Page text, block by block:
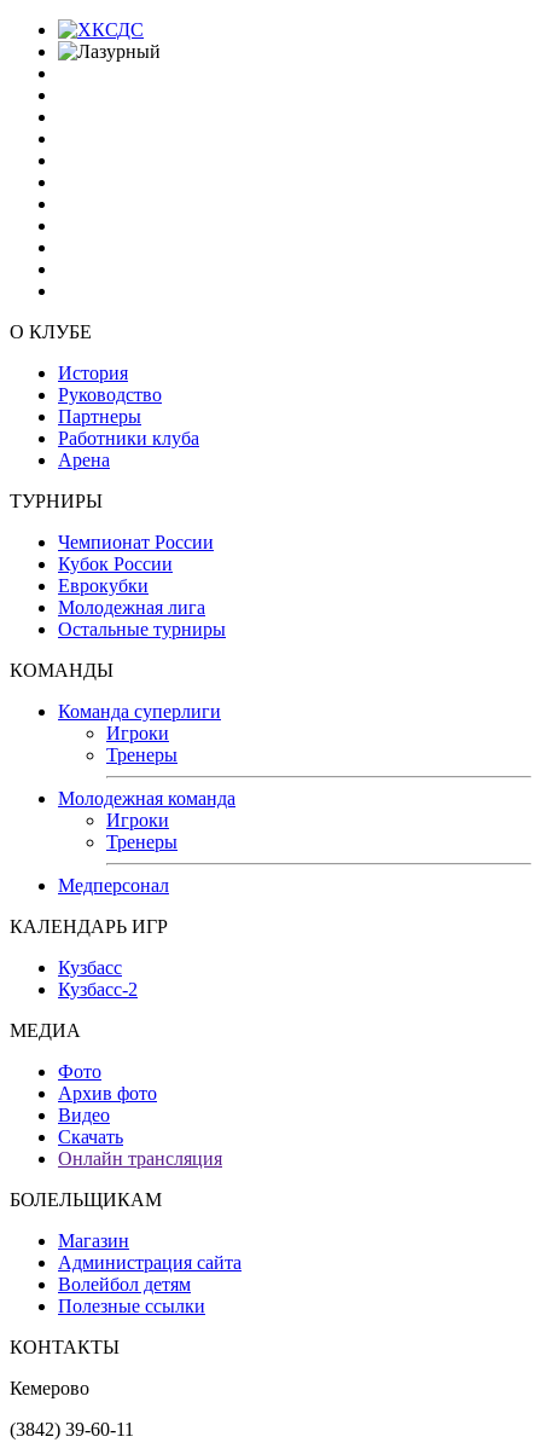
О КЛУБЕ
История
Руководство
Партнеры
Работники клуба
Арена
ТУРНИРЫ
Чемпионат России
Кубок России
Еврокубки
Молодежная лига
Остальные турниры
КОМАНДЫ
Команда суперлиги
Игроки
Тренеры
Молодежная команда
Игроки
Тренеры
Медперсонал
КАЛЕНДАРЬ ИГР
Кузбасс
Кузбасс-2
МЕДИА
Фото
Архив фото
Видео
Скачать
Онлайн трансляция
БОЛЕЛЬЩИКАМ
Магазин
Администрация сайта
Волейбол детям
Полезные ссылки
КОНТАКТЫ
Кемерово
(3842) 39-60-11